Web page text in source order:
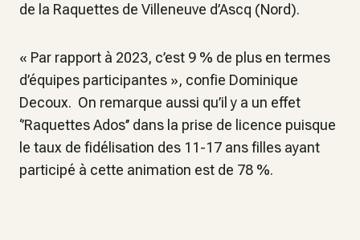
de la Raquettes de Villeneuve d’Ascq (Nord).
« Par rapport à 2023, c’est 9 % de plus en termes
d’équipes participantes », confie Dominique
Decoux. On remarque aussi qu’il y a un effet
‘’Raquettes Ados’’ dans la prise de licence puisque
le taux de fidélisation des 11-17 ans filles ayant
participé à cette animation est de 78 %.